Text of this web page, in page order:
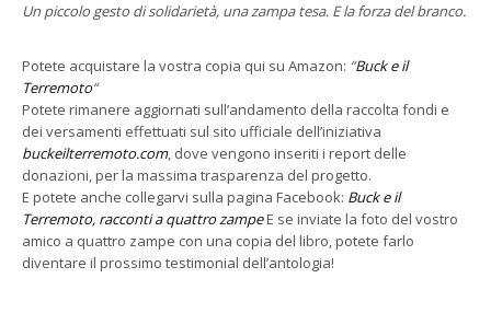
Un piccolo gesto di solidarietà, una zampa tesa. E la forza del branco.
Potete acquistare la vostra copia qui su Amazon: “Buck e il
Terremoto“
Potete rimanere aggiornati sull’andamento della raccolta fondi e
dei versamenti effettuati sul sito ufficiale dell’iniziativa
buckeilterremoto.com, dove vengono inseriti i report delle
donazioni, per la massima trasparenza del progetto.
E potete anche collegarvi sulla pagina Facebook: Buck e il
Terremoto, racconti a quattro zampeE se inviate la foto del vostro
amico a quattro zampe con una copia del libro, potete farlo
diventare il prossimo testimonial dell’antologia!